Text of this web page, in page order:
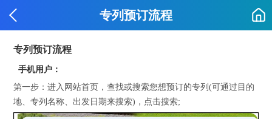
专列预订流程
专列预订流程
手机用户：
第一步：进入网站首页，查找或搜索您想预订的专列(可通过目的
地、专列名称、出发日期来搜索)，点击搜索;